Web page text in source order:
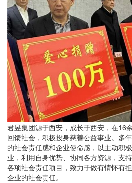
君昱集团源于西安，成长于西安，在16
回馈社会，积极投身慈善公益事业。多
的社会责任感和企业使命感，以主动积
业，利用自身优势、协同各方资源，支
各项社会责任项目，致力于做有情怀有
企业的社会责任。